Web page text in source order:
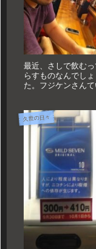
最近、さしで飲む
らすものなんでし
た。フジケンさん
久世の日々